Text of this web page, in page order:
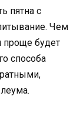
пятна с
Чем
проще будет
способа